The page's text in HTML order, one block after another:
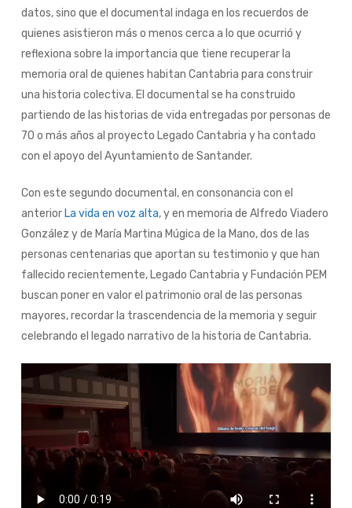
datos, sino que el documental indaga en los recuerdos de
quienes asistieron más o menos cerca a lo que ocurrió y
reflexiona sobre la importancia que tiene recuperar la
memoria oral de quienes habitan Cantabria para construir
una historia colectiva. El documental se ha construido
partiendo de las historias de vida entregadas por personas de
70 o más años al proyecto Legado Cantabria y ha contado
con el apoyo del Ayuntamiento de Santander.
Con este segundo documental, en consonancia con el
anteriorLa vida en voz alta, y en memoria de Alfredo Viadero
González y de María Martina Múgica de la Mano, dos de las
personas centenarias que aportan su testimonio y que han
fallecido recientemente, Legado Cantabria y Fundación PEM
buscan poner en valor el patrimonio oral de las personas
mayores, recordar la trascendencia de la memoria yseguir
celebrando el legado narrativo de la historia de Cantabria.